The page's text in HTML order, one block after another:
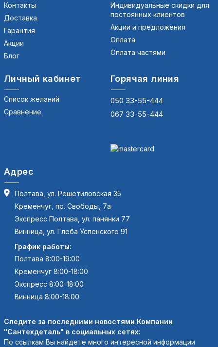
Контакты
Доставка
Гарантия
Акции
Блог
Индивидуальные скидки для
постоянных клиентов
Акции и предложения
Оплата
Оплата частями
Личный кабинет
Список желаний
Сравнение
Горячая линия
050 33-55-444
067 33-55-444
Адрес
Полтава, ул. Решетиловская 35
Кременчуг, пр. Свободы, 7а
Экспресс Полтава, ул. панянки 77
Винница, ул. Глеба Успенского 91
График работы:
Полтава 8:00-19:00
Кременчуг 8:00-18:00
Экспресс 8:00-18:00
Винница 8:00-18:00
Следите за последними новостями Компании
"Сантехдеталь" в социальных сетях:
По ссылкам Вы найдете много интересной информации